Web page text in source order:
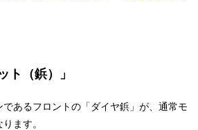
ト（鋲）」
あるフロントの「ダイヤ鋲」が、通常モ
ます。